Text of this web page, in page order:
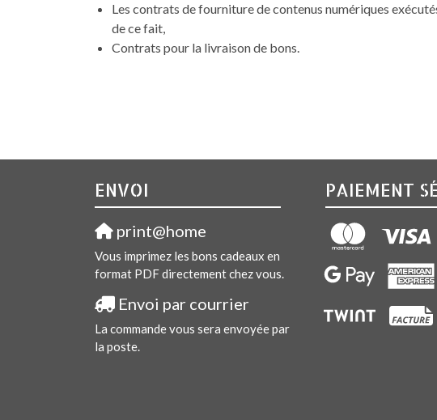
Les contrats de fourniture de contenus numériques
de ce fait,
Contrats pour la livraison de bons.
ENVOI
print@home
Vous imprimez les bons cadeaux en
format PDF directement chez vous.
Envoi par courrier
La commande vous sera envoyée par
la poste.
PAIEMENT